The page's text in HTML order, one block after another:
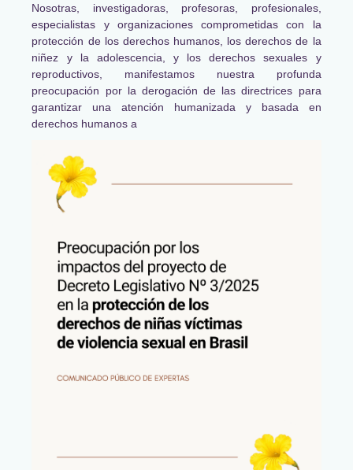
Nosotras, investigadoras, profesoras, profesionales,
especialistas y organizaciones comprometidas con la
protección de los derechos humanos, los derechos de la
niñez y la adolescencia, y los derechos sexuales y
reproductivos, manifestamos nuestra profunda
preocupación por la derogación de las directrices para
garantizar una atención humanizada y basada en
derechos humanos a